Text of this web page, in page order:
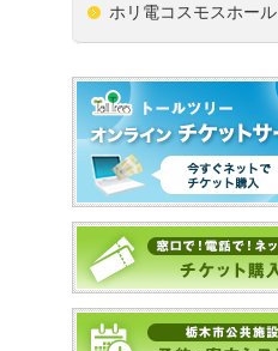
ホリ電コスモスホール